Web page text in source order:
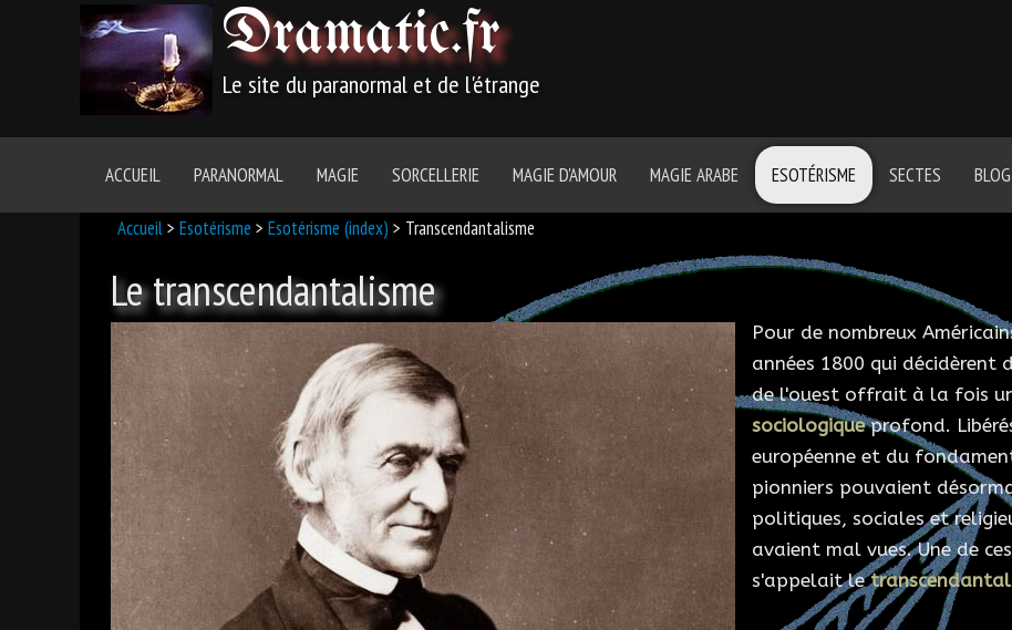
Dramatic.fr
Le site du paranormal et de l'étrange
ACCUEIL PARANORMAL MAGIE SORCELLERIE MAGIE D'AMOUR MAGIE ARABE ESOTÉRISME SECTES BLOG
Accueil> Esotérisme > Esotérisme (index) > Transcendantalisme
Le transcendantalisme
Pour de nombreux
années 1800 qui
de l'ouest offrait à la fois
sociologiqueprofond.
européenne et du
pionniers pouvaient
politiques, sociales et
avaient mal vues. Une de
s'appelait le